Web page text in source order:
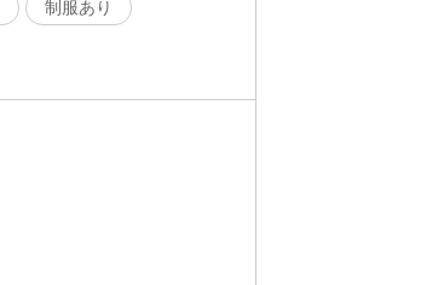
制服あり